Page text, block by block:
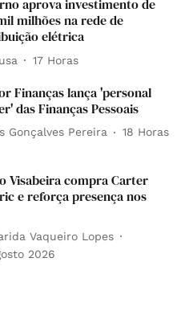
aprova investimento de
milhões na rede de
elétrica
17 Horas
Finanças lança 'personal
das Finanças Pessoais
Gonçalves Pereira 18 Horas
Visabeira compra Carter
e reforça presença nos
Vaqueiro Lopes
2026